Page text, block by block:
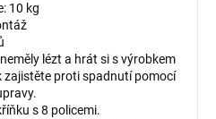
10 kg
lézt a hrát si s výrobkem
zajistěte proti spadnutí pomocí
s 8 policemi.